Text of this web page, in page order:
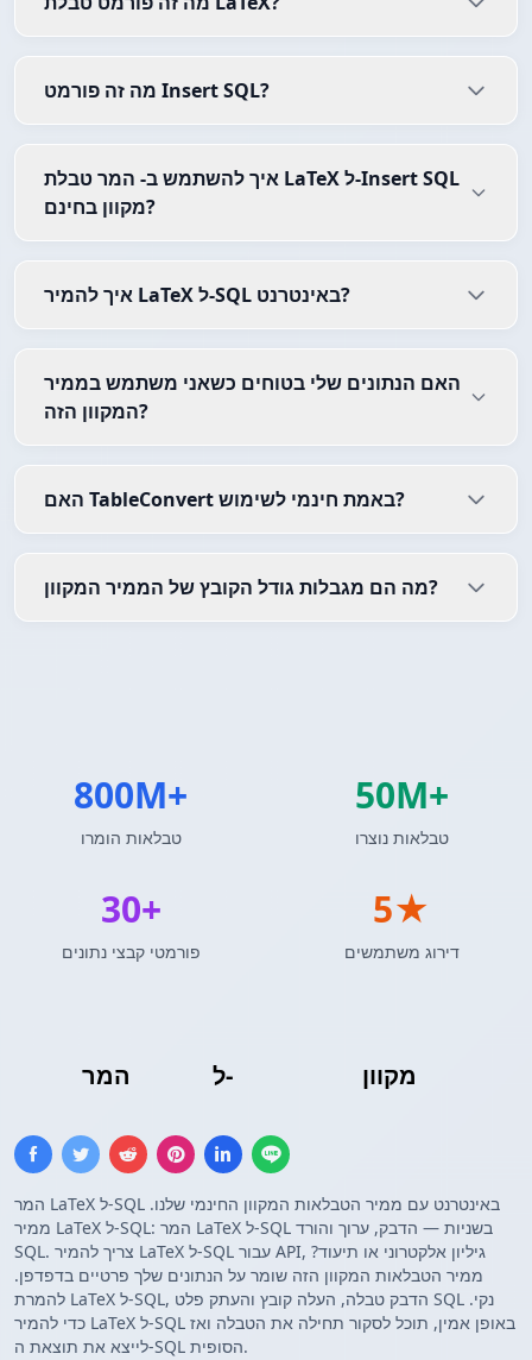
המר ל- מקוון
המר LaTeX ל-SQL באינטרנט עם ממיר הטבלאות המקוון החינמי שלנו.
ממיר LaTeX ל-SQL: המר LaTeX ל-SQL בשניות — הדבק, ערוך והורד
SQL. צריך להמיר LaTeX ל-SQL עבור API, גיליון אלקטרוני או תיעוד?
ממיר הטבלאות המקוון הזה שומר על הנתונים שלך פרטיים בדפדפן.
להמרת LaTeX ל-SQL, הדבק טבלה, העלה קובץ והעתק פלט SQL נקי.
כדי להמיר LaTeX ל-SQL באופן אמין, תוכל לסקור תחילה את הטבלה ואז
לייצא את תוצאת ה-SQL הסופית.
מה זה פורמט Insert SQL?
איך להשתמש ב- המר טבלת LaTeX ל-Insert SQL
מקוון בחינם?
איך להמיר LaTeX ל-SQL באינטרנט?
האם הנתונים שלי בטוחים כשאני משתמש בממיר
המקוון הזה?
האם TableConvert באמת חינמי לשימוש?
מה הם מגבלות גודל הקובץ של הממיר המקוון?
800M+
טבלאות הומרו
50M+
טבלאות נוצרו
30+
פורמטי קבצי נתונים
5★
דירוג משתמשים